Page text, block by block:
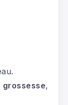
grossesse,